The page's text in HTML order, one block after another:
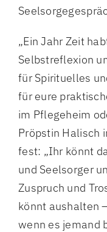
„Ein Jahr Zeit
Selbstreflexion
für Spirituelles
für eure
im Pflegeheim
Pröpstin Halisch
fest: „Ihr könnt
und Seelsorger
Zuspruch und
könnt aushalten
wenn es jemand